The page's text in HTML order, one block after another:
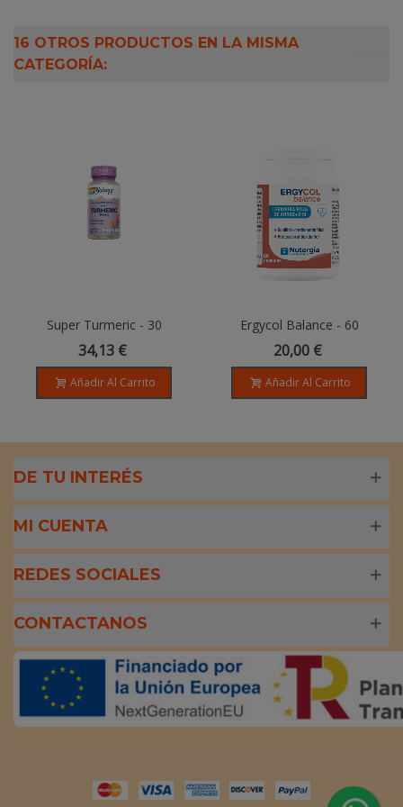
16 OTROS PRODUCTOS EN LA MISMA
CATEGORÍA:
Super Turmeric - 30
VegCaps. Sin Gluten. Apto
Para Veganos
34,13 €
Añadir Al Carrito
Ergycol Balance - 60
Cápsulas Vegetales
20,00 €
Añadir Al Carrito
DE TU INTERÉS
MI CUENTA
REDES SOCIALES
CONTACTANOS